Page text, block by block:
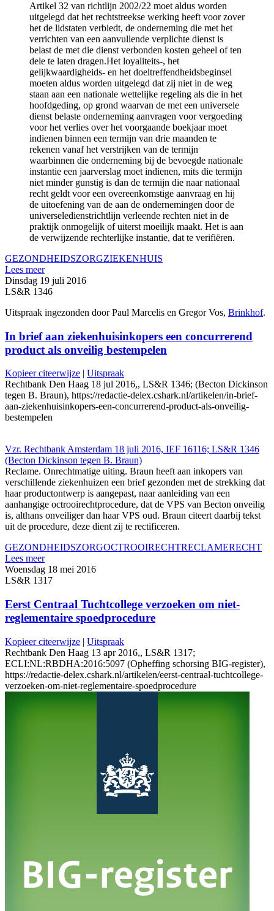
Artikel 32 van richtlijn 2002/22 moet aldus worden
uitgelegd dat het rechtstreekse werking heeft voor zover
het de lidstaten verbiedt, de onderneming die met het
verrichten van een aanvullende verplichte dienst is
belast de met die dienst verbonden kosten geheel of ten
dele te laten dragen.Het loyaliteits-, het
gelijkwaardigheids- en het doeltreffendheidsbeginsel
moeten aldus worden uitgelegd dat zij niet in de weg
staan aan een nationale wettelijke regeling als die in het
hoofdgeding, op grond waarvan de met een universele
dienst belaste onderneming aanvragen voor vergoeding
voor het verlies over het voorgaande boekjaar moet
indienen binnen een termijn van drie maanden te
rekenen vanaf het verstrijken van de termijn
waarbinnen die onderneming bij de bevoegde nationale
instantie een jaarverslag moet indienen, mits die termijn
niet minder gunstig is dan de termijn die naar nationaal
recht geldt voor een overeenkomstige aanvraag en hij
de uitoefening van de aan de ondernemingen door de
universeledienstrichtlijn verleende rechten niet in de
praktijk onmogelijk of uiterst moeilijk maakt. Het is aan
de verwijzende rechterlijke instantie, dat te verifiëren.
GEZONDHEIDSZORGZIEKENHUIS
Lees meer
Dinsdag 19 juli 2016
LS&R 1346
Uitspraak ingezonden door Paul Marcelis en Gregor Vos, Brinkhof.
In brief aan ziekenhuisinkopers een concurrerend
product als onveilig bestempelen
Kopieer citeerwijze | Uitspraak
Rechtbank Den Haag 18 jul 2016,, LS&R 1346; (Becton Dickinson
tegen B. Braun), https://redactie-delex.cshark.nl/artikelen/in-brief-
aan-ziekenhuisinkopers-een-concurrerend-product-als-onveilig-
bestempelen
Vzr. Rechtbank Amsterdam 18 juli 2016, IEF 16116; LS&R 1346
(Becton Dickinson tegen B. Braun)
Reclame. Onrechtmatige uiting. Braun heeft aan inkopers van
verschillende ziekenhuizen een brief gezonden met de strekking dat
haar productontwerp is aangepast, naar aanleiding van een
aanhangige octrooirechtprocedure, dat de VPS van Becton onveilig
is, althans onveiliger dan haar VPS oud. Braun citeert daarbij tekst
uit de procedure, deze dient zij te rectificeren.
GEZONDHEIDSZORGOCTROOIRECHTRECLAMERECHT
Lees meer
Woensdag 18 mei 2016
LS&R 1317
Eerst Centraal Tuchtcollege verzoeken om niet-
reglementaire spoedprocedure
Kopieer citeerwijze | Uitspraak
Rechtbank Den Haag 13 apr 2016,, LS&R 1317;
ECLI:NL:RBDHA:2016:5097 (Opheffing schorsing BIG-register),
https://redactie-delex.cshark.nl/artikelen/eerst-centraal-tuchtcollege-
verzoeken-om-niet-reglementaire-spoedprocedure